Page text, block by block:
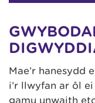
Mae’r hanesydd
i’r llwyfan ar ôl
gamu unwaith